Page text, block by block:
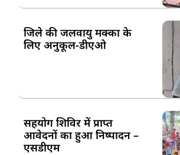
जिले की जलवायु मक्का के
लिए अनुकूल-डीएओ
सहयोग शिविर में प्राप्त
आवेदनों का हुआ निष्पादन –
एसडीएम